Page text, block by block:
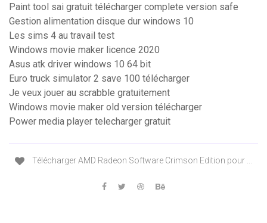
Paint tool sai gratuit télécharger complete version safe
Gestion alimentation disque dur windows 10
Les sims 4 au travail test
Windows movie maker licence 2020
Asus atk driver windows 10 64 bit
Euro truck simulator 2 save 100 télécharger
Je veux jouer au scrabble gratuitement
Windows movie maker old version télécharger
Power media player telecharger gratuit
Télécharger AMD Radeon Software Crimson Edition pour ...